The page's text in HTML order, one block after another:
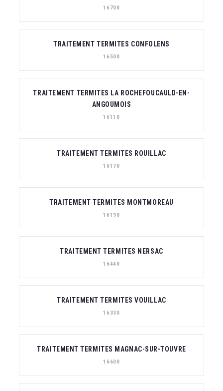
16700
TRAITEMENT TERMITES CONFOLENS
16500
TRAITEMENT TERMITES LA ROCHEFOUCAULD-EN-
ANGOUMOIS
16110
TRAITEMENT TERMITES ROUILLAC
16170
TRAITEMENT TERMITES MONTMOREAU
16190
TRAITEMENT TERMITES NERSAC
16440
TRAITEMENT TERMITES VOUILLAC
16330
TRAITEMENT TERMITES MAGNAC-SUR-TOUVRE
16600